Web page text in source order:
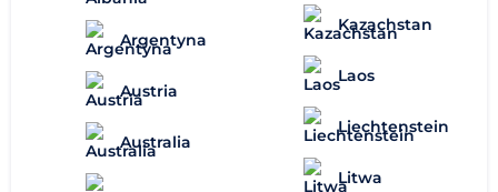
Argentyna
Austria
Australia
Kazachstan
Laos
Liechtenstein
Litwa